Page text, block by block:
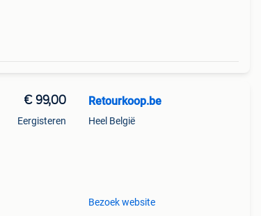
€ 99,00
Eergisteren
Retourkoop.be
Heel België
Bezoek website